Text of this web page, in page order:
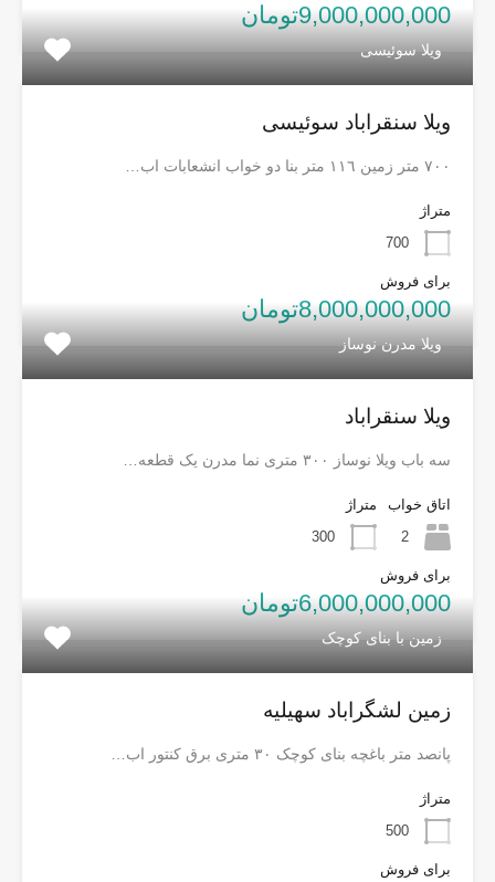
9,000,000,000تومان
ویلا سوئیسی
ویلا سنقراباد سوئیسی
٧٠٠ متر زمين ١١٦ متر بنا دو خواب انشعابات اب…
متراژ
700
برای فروش
8,000,000,000تومان
ویلا مدرن نوساز
ویلا سنقراباد
سه باب ویلا نوساز ۳۰۰ متری نما مدرن یک قطعه…
اتاق خواب
2
متراژ
300
برای فروش
6,000,000,000تومان
زمین با بنای کوچک
زمین لشگراباد سهیلیه
پانصد متر باغچه بنای کوچک ۳۰ متری برق کنتور اب…
متراژ
500
برای فروش